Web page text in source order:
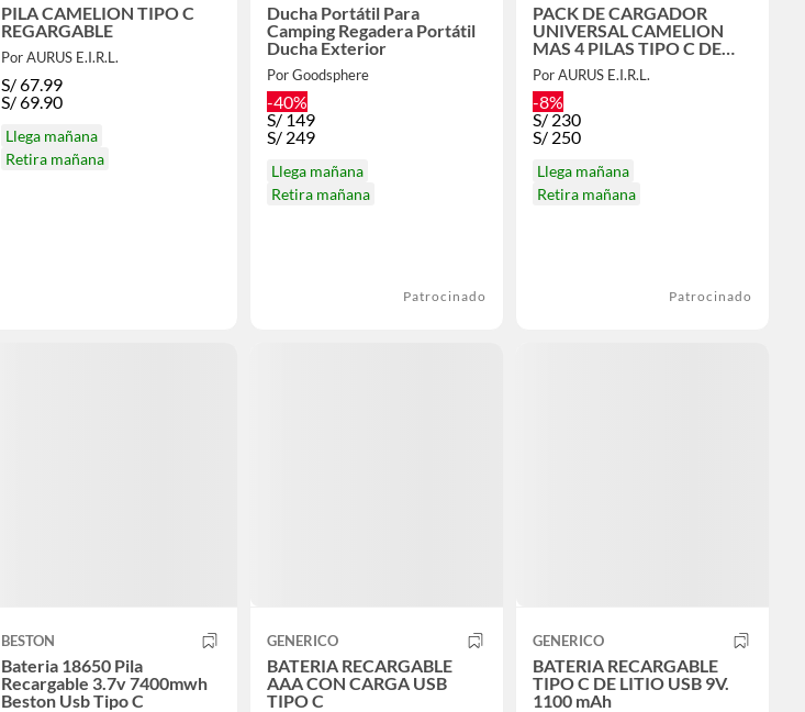
PILA CAMELION TIPO C
REGARGABLE
Por AURUS E.I.R.L.
S/67.99
S/69.90
Llega mañana
Retira mañana
Ducha Portátil Para
Camping Regadera Portátil
Ducha Exterior
Por Goodsphere
-40%
S/149
S/ 249
Llega mañana
Retira mañana
Patrocinado
PACK DE CARGADOR
UNIVERSAL CAMELION
MAS 4 PILAS TIPO C DE
2500 MAH
Por AURUS E.I.R.L.
-8%
S/230
S/ 250
Llega mañana
Retira mañana
Patrocinado
BESTON
Bateria 18650 Pila
Recargable 3.7v 7400mwh
Beston Usb Tipo C
GENERICO
BATERIA RECARGABLE
AAA CON CARGA USB
TIPO C
GENERICO
BATERIA RECARGABLE
TIPO C DE LITIO USB 9V.
1100 mAh